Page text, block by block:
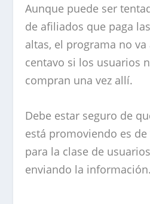
Aunque puede ser
de afiliados que paga
altas, el programa no
centavo si los usuarios
compran una vez allí.
Debe estar seguro de
está promoviendo es
para la clase de
enviando la información.